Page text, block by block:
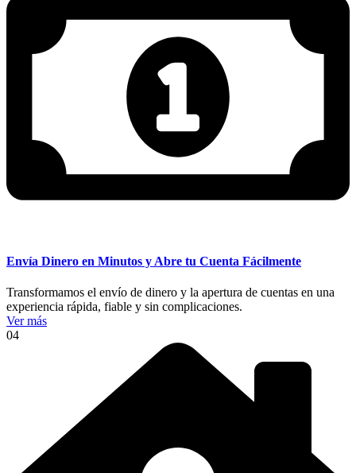
Envía Dinero en Minutos y Abre tu Cuenta Fácilmente
Transformamos el envío de dinero y la apertura de cuentas en una
experiencia rápida, fiable y sin complicaciones.
Ver más
04